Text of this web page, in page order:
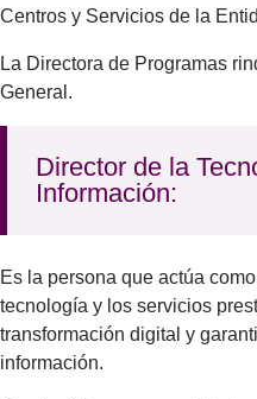
Centros y Servicios de la
La Directora de Programas
General.
Director de la
Información:
Es la persona que actúa
tecnología y los servicios
transformación digital y
información.